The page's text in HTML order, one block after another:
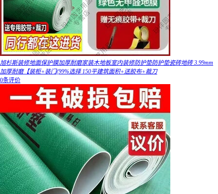
旭杉斯装修地面保护膜加厚耐磨家装木地板室内装修防护垫防护垫瓷砖地砖 3.99mm
加厚耐磨【装柜+装门(99%选择 150平建筑面积+送胶布+裁刀
0条评价